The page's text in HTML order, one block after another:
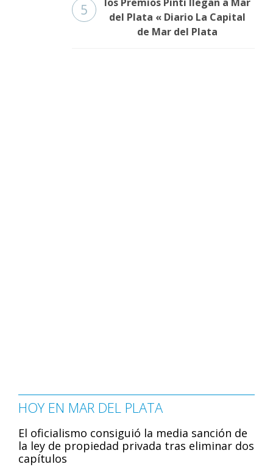
5
los Premios Pinti llegan a Mar
del Plata « Diario La Capital
de Mar del Plata
HOY EN MAR DEL PLATA
El oficialismo consiguió la media sanción de
la ley de propiedad privada tras eliminar dos
capítulos